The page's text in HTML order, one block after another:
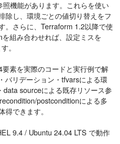
機能があります。これらを使い
除し、環境ごとの値切り替えをフ
。さらに、Terraform 1.2以降で使
組み合わせれば、設定ミスを
。
素を実際のコードと実行例で解
バリデーション・tfvarsによる環
sourceによる既存リソース参
postconditionによる多
できます。
9.4 / Ubuntu 24.04 LTS で動作